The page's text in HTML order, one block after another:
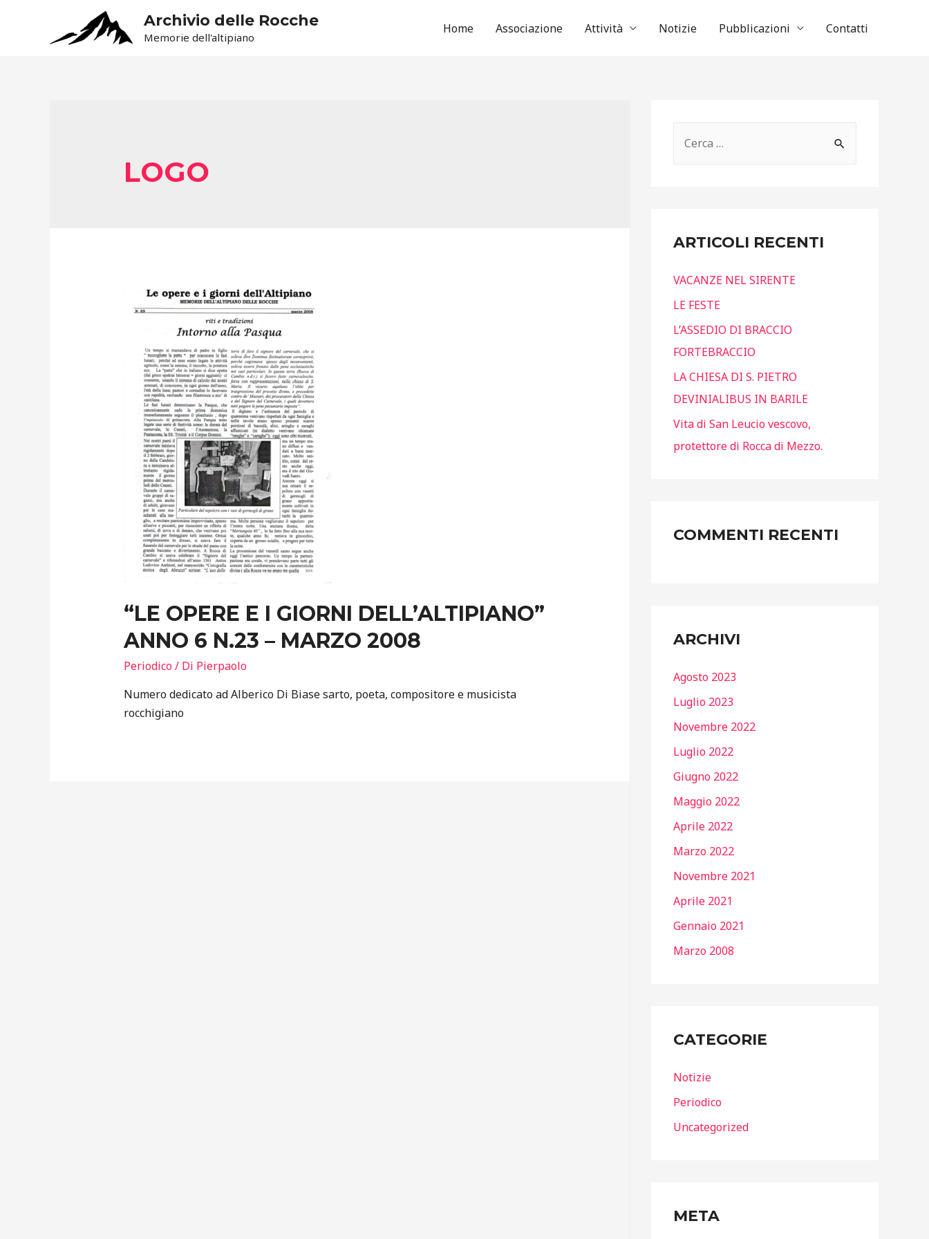
Archivio delle Rocche
Memorie dell'altipiano
Home Associazione Attività Notizie Pubblicazioni Contatti
LOGO
“LE OPERE E I GIORNI DELL’ALTIPIANO”
ANNO 6 N.23 – MARZO 2008
Periodico/ Di Pierpaolo
Numero dedicato ad Alberico Di Biase sarto, poeta, compositore e musicista
rocchigiano
c
p
e
r
:
ARTICOLI RECENTI
VACANZE NEL SIRENTE
LE FESTE
L’ASSEDIO DI BRACCIO
FORTEBRACCIO
LA CHIESA DI S. PIETRO
DEVINIALIBUS IN BARILE
Vita di San Leucio vescovo,
protettore di Rocca di Mezzo.
COMMENTI RECENTI
ARCHIVI
Agosto 2023
Luglio 2023
Novembre 2022
Luglio 2022
Giugno 2022
Maggio 2022
Aprile 2022
Marzo 2022
Novembre 2021
Aprile 2021
Gennaio 2021
Marzo 2008
CATEGORIE
Notizie
Periodico
Uncategorized
META